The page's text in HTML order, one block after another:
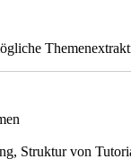
Struktur von